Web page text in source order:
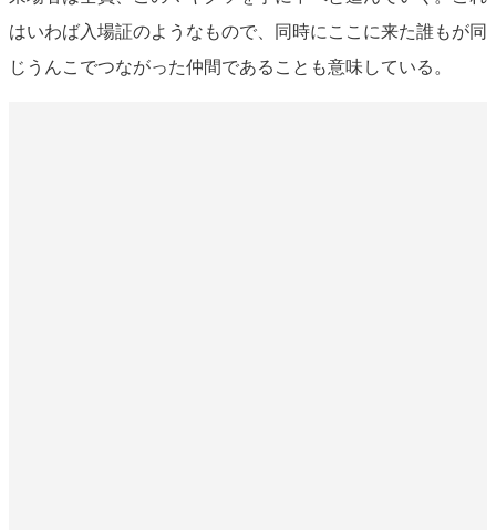
はいわば入場証のようなもので、同時にここに来た誰もが同
じうんこでつながった仲間であることも意味している。